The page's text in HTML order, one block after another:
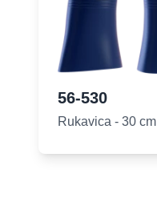
56-530
Rukavica - 30 cm